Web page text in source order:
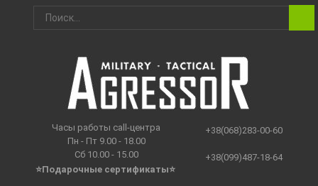
Часы работы call-центра
Пн - Пт 9.00 - 18.00
Сб 10.00 - 15.00
⭐Подарочные сертификаты⭐
+38(068)283-00-60
+38(099)487-18-64